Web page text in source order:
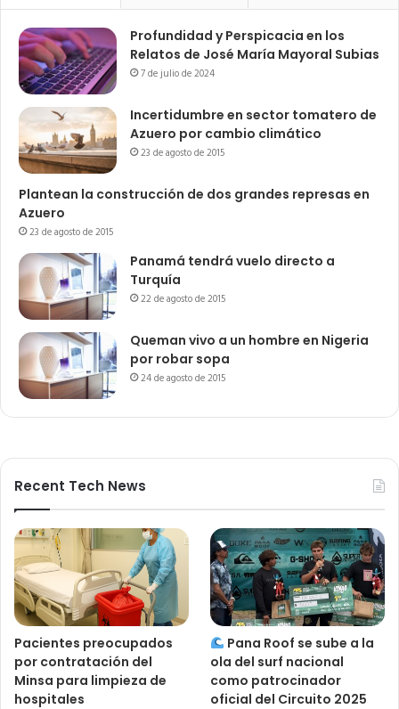
Profundidad y Perspicacia en los
Relatos de José María Mayoral Subias
7 de julio de 2024
Incertidumbre en sector tomatero de
Azuero por cambio climático
23 de agosto de 2015
Plantean la construcción de dos grandes represas en
Azuero
23 de agosto de 2015
Panamá tendrá vuelo directo a
Turquía
22 de agosto de 2015
Queman vivo a un hombre en Nigeria
por robar sopa
24 de agosto de 2015
Recent Tech News
Pacientes preocupados
por contratación del
Minsa para limpieza de
hospitales
Pana Roof se sube a la
ola del surf nacional
como patrocinador
oficial del Circuito 2025